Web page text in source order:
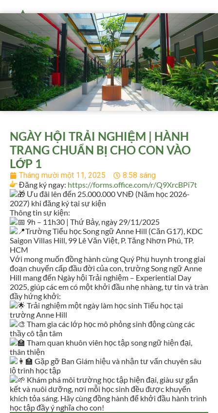
NGÀY HỘI TRẢI NGHIỆM | HÀNH
TRANG CHUẨN BỊ CHO CON VÀO
LỚP 1
Tháng mười một 11, 2025
8:58 sáng
Đăng ký ngay: https://forms.office.com/r/Q9XrcBPi7t
Ưu đãi lên đến 25.000.000 VNĐ (Năm học 2026-
2027) khi đăng ký tại sự kiện
Thông tin sự kiện:
9h – 11h30 | Thứ Bảy, ngày 29/11/2025
Trường Tiểu học Song ngữ Anne Hill (Căn G17), KDC
Saigon Villas Hill, 99 Lê Văn Việt, P. Tăng Nhơn Phú, TP.
HCM
Với mong muốn đồng hành cùng Quý Phụ huynh trong giai
đoạn chuyển cấp đầu đời của con, trường Song ngữ Anne
Hill mang đến Ngày hội Trải nghiệm – Experiential Day
2025, giúp các em có một khởi đầu nhẹ nhàng, tự tin và tràn
đầy hứng khởi:
Trải nghiệm một ngày làm học sinh Tiểu học tại
trường Anne Hill
Tham gia các lớp học mô phỏng sinh động cùng các
thầy cô tận tâm
Tham quan khuôn viên học tập song ngữ hiện đại,
thân thiện
Gặp gỡ Ban Giám hiệu và nhận tư vấn chuyên sâu
lộ trình học tập
Khám phá môi trường học tập hiện đại, giàu sự gắn
kết và nuôi dưỡng, nơi mỗi học sinh đều được khuyến
khích tỏa sáng. Hãy cùng đồng hành để khởi đầu hành trình
học tập đầy ý nghĩa cho con!